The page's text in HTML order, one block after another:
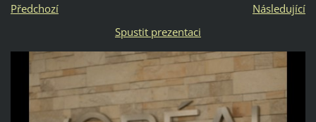
Předchozí
Následující
Spustit prezentaci